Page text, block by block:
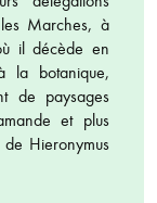
Marches, à
il décède en
la botanique,
de paysages
et plus
Hieronymus